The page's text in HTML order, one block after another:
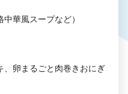
華風スープなど）
、卵まるごと肉巻きおにぎ